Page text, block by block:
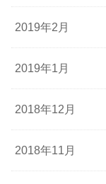
2019年2月
2019年1月
2018年12月
2018年11月